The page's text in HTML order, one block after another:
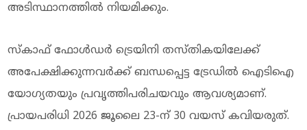
അടിസ്ഥാനത്തിൽ നിയമിക്കും.
സ്കാഫ് ഫോള്‍ഡർ ട്രെയിനി തസ്തികയിലേക്ക്
അപേക്ഷിക്കുന്നവർക്ക് ബന്ധപ്പെട്ട ട്രേഡിൽ ഐടിഐ
യോഗ്യതയും പ്രവൃത്തിപരിചയവും ആവശ്യമാണ്.
പ്രായപരിധി 2026 ജൂലൈ 23-ന് 30 വയസ് കവിയരുത്.